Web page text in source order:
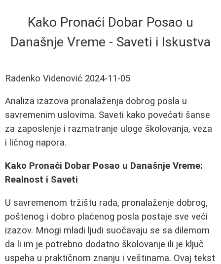
Kako Pronaći Dobar Posao u
Današnje Vreme - Saveti i Iskustva
Radenko Videnović 2024-11-05
Analiza izazova pronalaženja dobrog posla u
savremenim uslovima. Saveti kako povećati šanse
za zaposlenje i razmatranje uloge školovanja, veza
i ličnog napora.
Kako Pronaći Dobar Posao u Današnje Vreme:
Realnost i Saveti
U savremenom tržištu rada, pronalaženje dobrog,
poštenog i dobro plaćenog posla postaje sve veći
izazov. Mnogi mladi ljudi suočavaju se sa dilemom
da li im je potrebno dodatno školovanje ili je ključ
uspeha u praktičnom znanju i veštinama. Ovaj tekst